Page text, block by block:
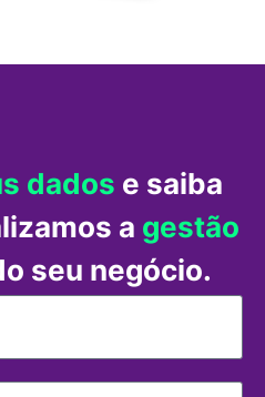
dados e saiba
a gestão
seu negócio.